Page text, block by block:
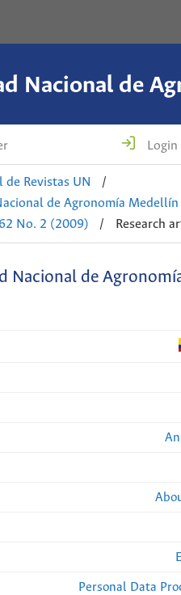
Login
de Revistas UN
/
de Agronomía Medellín
No. 2 (2009) / Research
Nacional de
Personal Data